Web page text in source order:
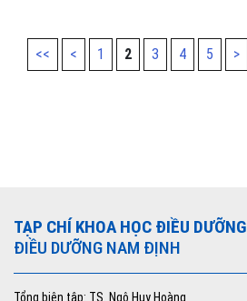
<< < 1 2 3 4 5 >
TẠP CHÍ KHOA HỌC ĐIỀU DƯỠNG
ĐIỀU DƯỠNG NAM ĐỊNH
Tổng biên tập: TS. Ngô Huy Hoàng